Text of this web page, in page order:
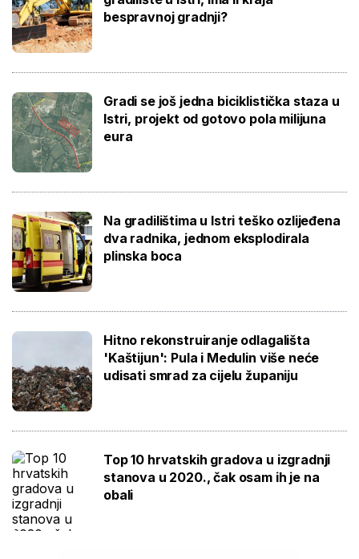
bespravnoj gradnji?
Gradi se još jedna biciklistička staza u
Istri, projekt od gotovo pola milijuna
eura
Na gradilištima u Istri teško ozlijeđena
dva radnika, jednom eksplodirala
plinska boca
Hitno rekonstruiranje odlagališta
'Kaštijun': Pula i Medulin više neće
udisati smrad za cijelu županiju
Top 10 hrvatskih gradova u izgradnji
stanova u 2020., čak osam ih je na
obali